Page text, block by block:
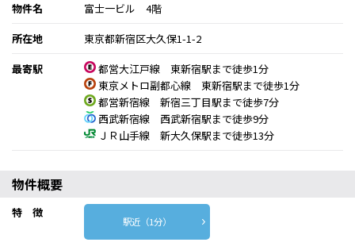
物件名
富士一ビル 4階
所在地
東京都新宿区大久保1-1-2
最寄駅
都営大江戸線 東新宿駅まで徒歩1分
東京メトロ副都心線 東新宿駅まで徒歩1分
都営新宿線 新宿三丁目駅まで徒歩7分
西武新宿線 西武新宿駅まで徒歩9分
ＪＲ山手線 新大久保駅まで徒歩13分
物件概要
特 徴
駅近（1分）